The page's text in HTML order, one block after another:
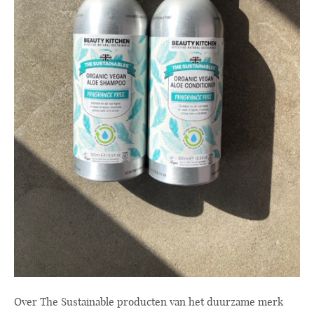
Over The Sustainable producten van het duurzame merk